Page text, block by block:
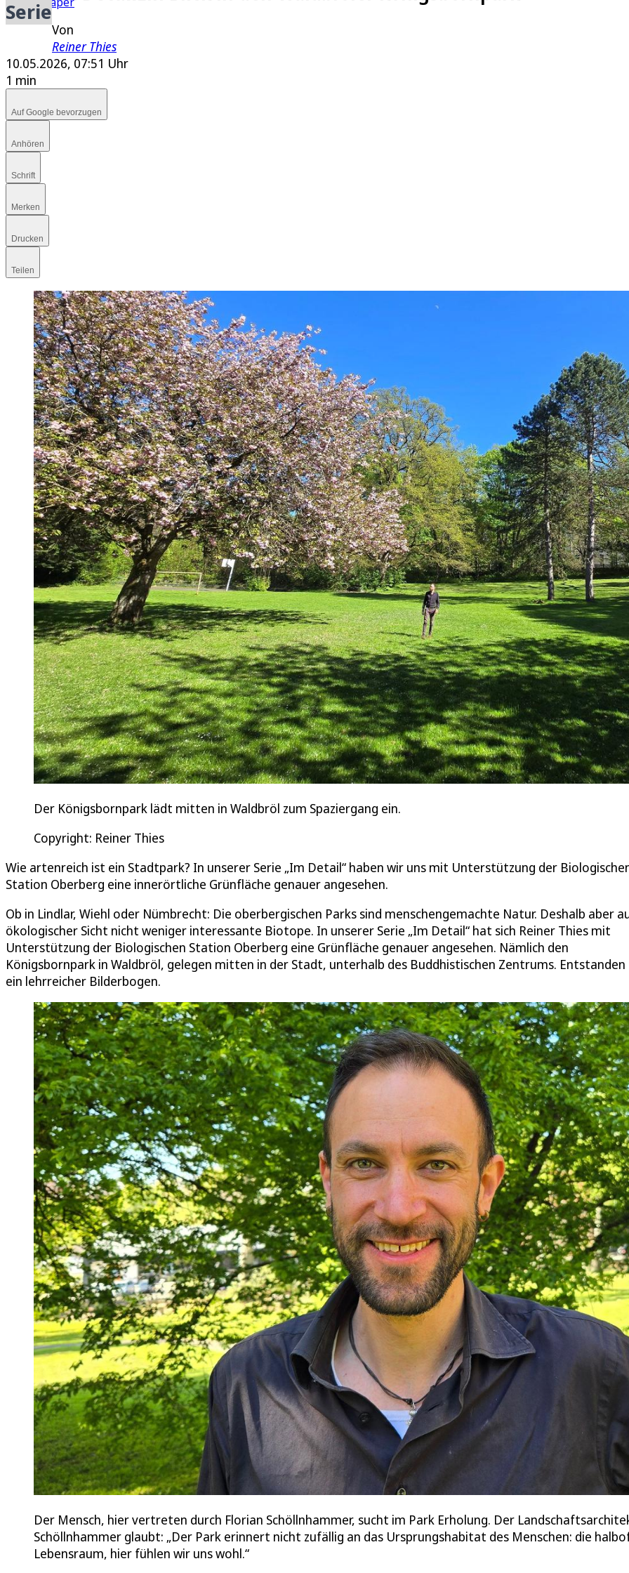
Serie
Von
Reiner Thies
10.05.2026, 07:51 Uhr
1 min
Auf Google bevorzugen
Anhören
Schrift
Merken
Drucken
Teilen
Der Königsbornpark lädt mitten in Waldbröl zum Spaziergang ein.
Copyright: Reiner Thies
Wie artenreich ist ein Stadtpark? In unserer Serie „Im Detail“ haben wir uns mit Unterstützung der
Station Oberberg eine innerörtliche Grünfläche genauer angesehen.
Ob in Lindlar, Wiehl oder Nümbrecht: Die oberbergischen Parks sind menschengemachte Natur. Deshalb aber
ökologischer Sicht nicht weniger interessante Biotope. In unserer Serie „Im Detail“ hat sich Reiner Thies mit
Unterstützung der Biologischen Station Oberberg eine Grünfläche genauer angesehen. Nämlich den
Königsbornpark in Waldbröl, gelegen mitten in der Stadt, unterhalb des Buddhistischen Zentrums.
ein lehrreicher Bilderbogen.
Der Mensch, hier vertreten durch Florian Schöllnhammer, sucht im Park Erholung. Der
Schöllnhammer glaubt: „Der Park erinnert nicht zufällig an das Ursprungshabitat des Menschen: die
Lebensraum, hier fühlen wir uns wohl.“